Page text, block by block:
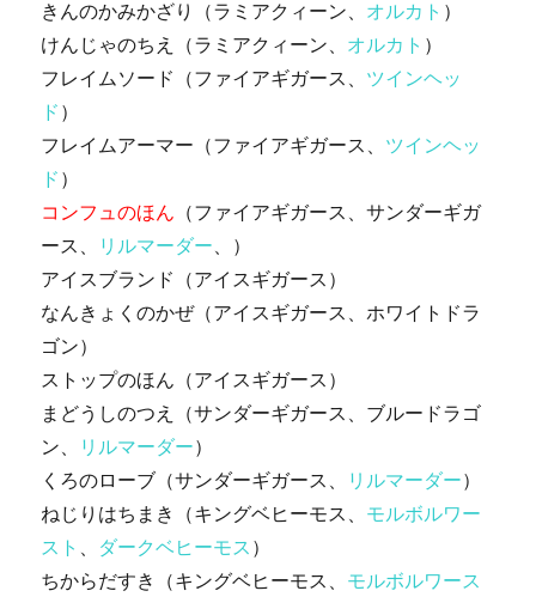
きんのかみかざり（ラミアクィーン、 オルカト ）
けんじゃのちえ（ラミアクィーン、 オルカト ）
フレイムソード（ファイアギガース、 ツインヘッ
ド ）
フレイムアーマー（ファイアギガース、 ツインヘッ
ド ）
コンフュのほん （ファイアギガース、サンダーギガ
ース、
リルマーダー 、）
アイスブランド（アイスギガース）
なんきょくのかぜ（アイスギガース、ホワイトドラ
ゴン）
ストップのほん（アイスギガース）
まどうしのつえ（サンダーギガース、ブルードラゴ
ン、
リルマーダー）
くろのローブ（サンダーギガース、
リルマーダー）
ねじりはちまき（キングベヒーモス、 モルボルワー
スト
ダークベヒーモス ）
ちからだすき（キングベヒーモス、 モルボルワース